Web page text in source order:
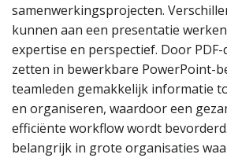
samenwerkingsprojecten.
kunnen aan een presentatie
expertise en perspectief. Door
zetten in bewerkbare PowerPoint-
teamleden gemakkelijk informatie
en organiseren, waardoor een
efficiënte workflow wordt
belangrijk in grote organisaties